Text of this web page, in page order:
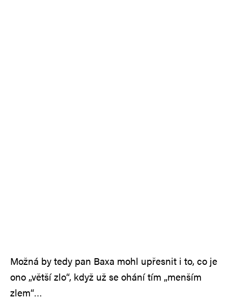
Možná by tedy pan Baxa mohl upřesnit i to, co je
ono „větší zlo“, když už se ohání tím „menším
zlem“…